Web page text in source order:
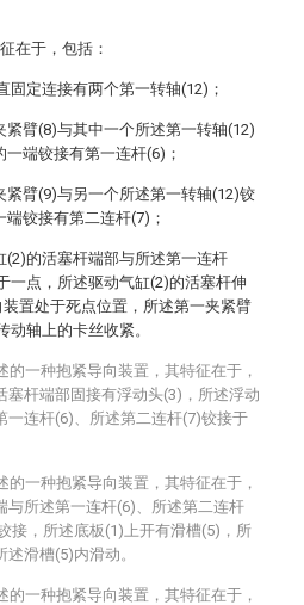
在于，包括：
固定连接有两个第一转轴(12)；
臂(8)与其中一个所述第一转轴(12)
端铰接有第一连杆(6)；
臂(9)与另一个所述第一转轴(12)铰
铰接有第二连杆(7)；
(2)的活塞杆端部与所述第一连杆
一点，所述驱动气缸(2)的活塞杆伸
置处于死点位置，所述第一夹紧臂
轴上的卡丝收紧。
的一种抱紧导向装置，其特征在于，
塞杆端部固接有浮动头(3)，所述浮动
一连杆(6)、所述第二连杆(7)铰接于
的一种抱紧导向装置，其特征在于，
与所述第一连杆(6)、所述第二连杆
接，所述底板(1)上开有滑槽(5)，所
滑槽(5)内滑动。
的一种抱紧导向装置，其特征在于，